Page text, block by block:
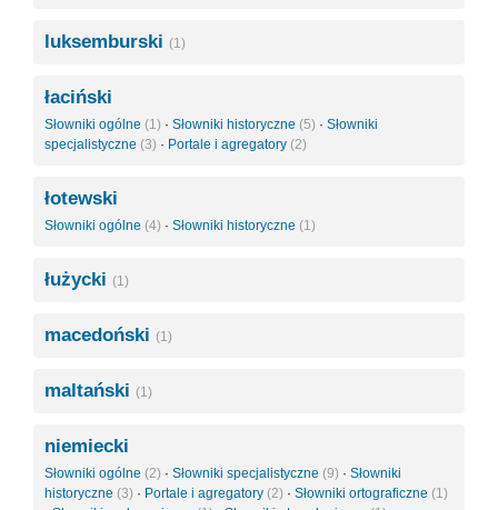
luksemburski (1)
łaciński
Słowniki ogólne (1) · Słowniki historyczne (5) · Słowniki
specjalistyczne (3) · Portale i agregatory (2)
łotewski
Słowniki ogólne (4) · Słowniki historyczne (1)
łużycki (1)
macedoński (1)
maltański (1)
niemiecki
Słowniki ogólne (2) · Słowniki specjalistyczne (9) · Słowniki
historyczne (3) · Portale i agregatory (2) · Słowniki ortograficzne (1)